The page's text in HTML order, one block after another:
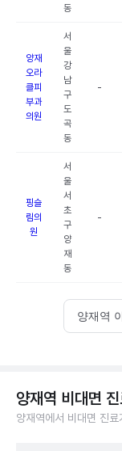
동
양재
오라
클피
부과
의원
서
울
강
남
구
도
곡
동
-
핑슬
림의
원
서
울
서
초
구
양
재
동
-
양재역
양재역 비대면
양재역에서 비대면 진